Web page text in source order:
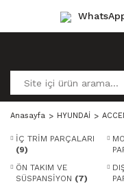
Anasayfa HYUNDAİ
İÇ TRİM PARÇALARI
(9)
ÖN TAKIM VE
SÜSPANSİYON (7)